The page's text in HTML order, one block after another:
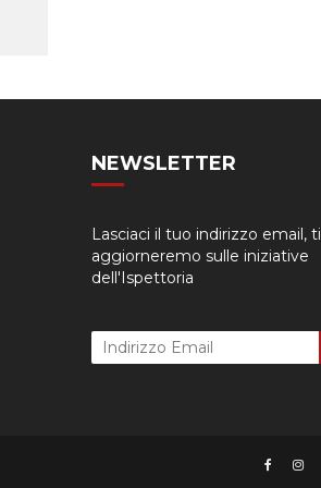
NEWSLETTER
Lasciaci il tuo indirizzo email, ti
aggiorneremo sulle iniziative
dell'Ispettoria